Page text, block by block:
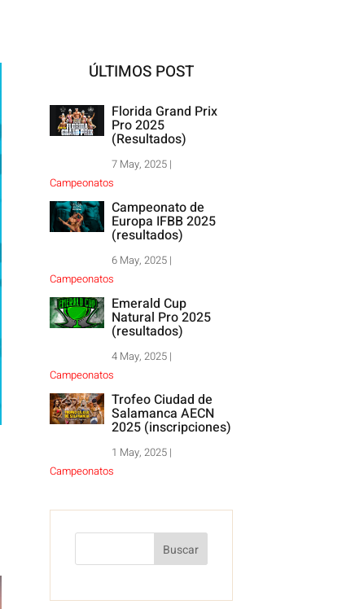
ÚLTIMOS POST
Florida Grand Prix
Pro 2025
(Resultados)
7 May, 2025 |
Campeonatos
Campeonato de
Europa IFBB 2025
(resultados)
6 May, 2025 |
Campeonatos
Emerald Cup
Natural Pro 2025
(resultados)
4 May, 2025 |
Campeonatos
Trofeo Ciudad de
Salamanca AECN
2025 (inscripciones)
1 May, 2025 |
Campeonatos
Buscar